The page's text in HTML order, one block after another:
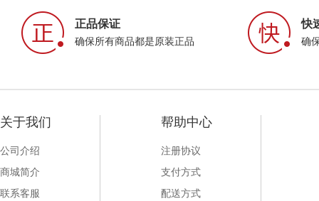
正品保证
确保所有商品都是原装正品
快
确
关于我们
公司介绍
商城简介
联系客服
帮助中心
注册协议
支付方式
配送方式